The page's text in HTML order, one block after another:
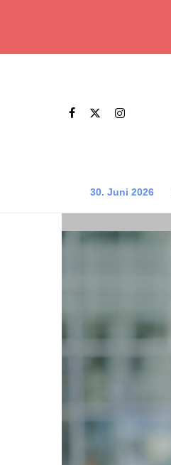
30. Juni 2026